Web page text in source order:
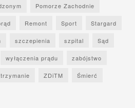
Pomorze Zachodnie
Remont Sport Stargard
szczepienia szpital Sąd
wyłączenia prądu zabójstwo
ZDiTM Śmierć